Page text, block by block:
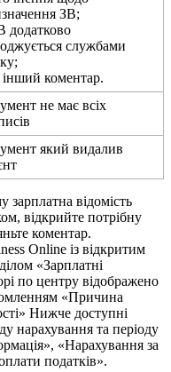
значення ЗВ;
додатково
оджується службами
ку;
інший коментар.
умент не має всіх
исів
умент який видалив
нт
у зарплатна відомість
ом, відкрийте потрібну
ньте коментар.